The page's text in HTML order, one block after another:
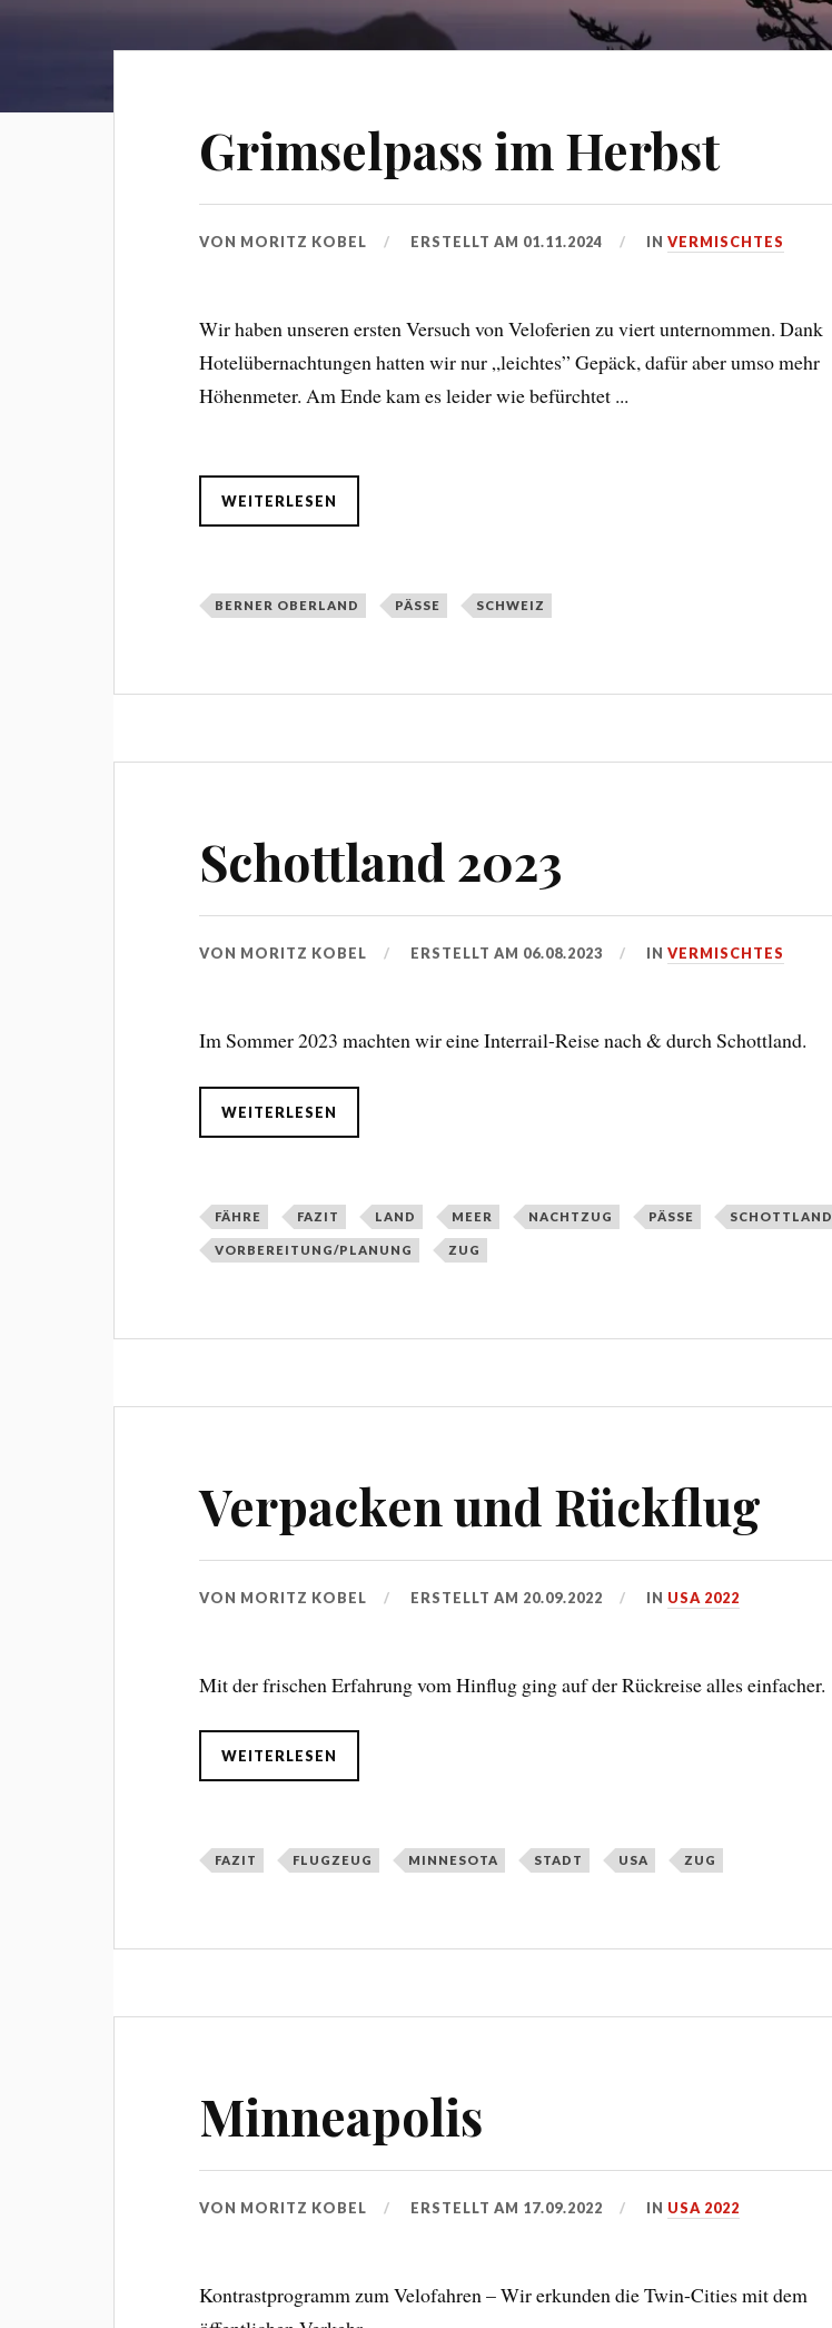
Grimselpass im Herbst
VON MORITZ KOBEL ERSTELLT AM 01.11.2024 IN VERMISCHTES
Wir haben unseren ersten Versuch von Veloferien zu viert unternommen. Dank
Hotelübernachtungen hatten wir nur „leichtes” Gepäck, dafür aber umso mehr
Höhenmeter. Am Ende kam es leider wie befürchtet ...
WEITERLESEN
BERNER OBERLAND PÄSSE SCHWEIZ
Schottland 2023
VON MORITZ KOBEL ERSTELLT AM 06.08.2023 IN VERMISCHTES
Im Sommer 2023 machten wir eine Interrail-Reise nach & durch Schottland.
WEITERLESEN
FÄHRE FAZIT LAND MEER NACHTZUG PÄSSE SCHOTTLAND
VORBEREITUNG/PLANUNG ZUG
Verpacken und Rückflug
VON MORITZ KOBEL ERSTELLT AM 20.09.2022 IN USA 2022
Mit der frischen Erfahrung vom Hinflug ging auf der Rückreise alles einfacher.
WEITERLESEN
FAZIT FLUGZEUG MINNESOTA STADT USA ZUG
Minneapolis
VON MORITZ KOBEL ERSTELLT AM 17.09.2022 IN USA 2022
Kontrastprogramm zum Velofahren – Wir erkunden die Twin-Cities mit dem